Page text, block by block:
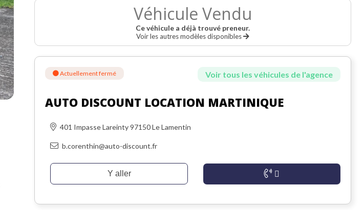
Véhicule Vendu
Ce véhicule a déjà trouvé preneur.
Voir les autres modèles disponibles
Actuellement fermé Voir tous les véhicules de l'agence
AUTO DISCOUNT LOCATION MARTINIQUE
401 Impasse Lareinty 97150 Le Lamentin
b.corenthin@auto-discount.fr
Y aller